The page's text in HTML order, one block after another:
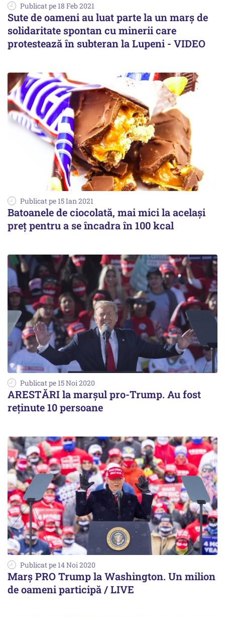
Publicat pe 18 Feb 2021
Sute de oameni au luat parte la un marş de
solidaritate spontan cu minerii care
protestează în subteran la Lupeni - VIDEO
Publicat pe 15 Ian 2021
Batoanele de ciocolată, mai mici la același
preț pentru a se încadra în 100 kcal
Publicat pe 15 Noi 2020
ARESTĂRI la marșul pro-Trump. Au fost
reținute 10 persoane
Publicat pe 14 Noi 2020
Marș PRO Trump la Washington. Un milion
de oameni participă / LIVE